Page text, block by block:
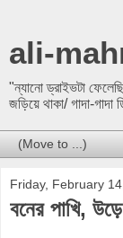
ali-
"ন্যানো ড্রাইভটা
জড়িয়ে থাকা/ গাদা-
Friday, February
বনের পাখি,